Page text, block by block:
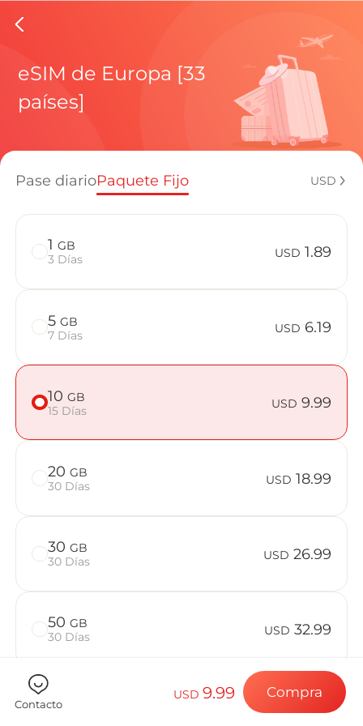
eSIMs
Planes
¿Cómo
Ventajas
Preguntas
Elija su
Instale su
Disfrute de su
Conexión a
eSIM de Europa [33
países]
Pase diarioPaquete Fijo USD
1 GB
3 Días
USD 1.89
5 GB
7 Días
USD 6.19
10 GB
15 Días
USD 9.99
20 GB
30 Días
USD 18.99
30 GB
30 Días
USD 26.99
50 GB
30 Días
USD 32.99
Contacto
USD9.99 Compra